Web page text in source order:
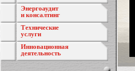
Энергоаудит
и консалтинг
Технические
услуги
Инновационная
деятельность